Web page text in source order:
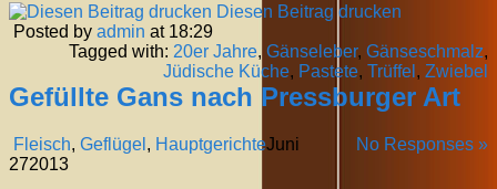
Diesen Beitrag drucken
Posted by admin at 18:29
Tagged with: 20er Jahre, Gänseleber, Gänseschmalz,
Jüdische Küche, Pastete, Trüffel , Zwiebel
Gefüllte Gans nach Pressburger Art
Fleisch, Geflügel , Hauptgerichte No Responses »
Juni
272013